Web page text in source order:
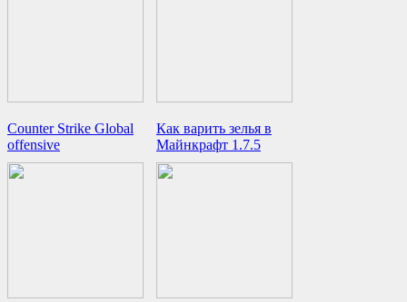
Counter Strike Global
offensive
Как варить зелья в
Майнкрафт 1.7.5